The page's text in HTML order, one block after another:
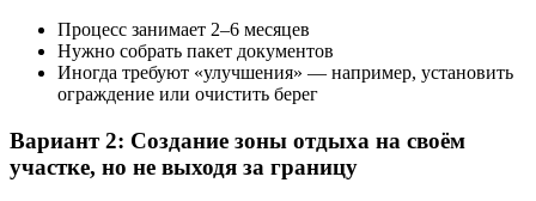
Процесс занимает 2–6 месяцев
Нужно собрать пакет документов
Иногда требуют «улучшения» — например, установить
ограждение или очистить берег
Вариант 2: Создание зоны отдыха на своём
участке, но не выходя за границу